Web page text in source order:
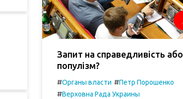
Запит на справедливість або
популізм?
#Органы власти #Петр Порошенко
#Верховна Рада Украины